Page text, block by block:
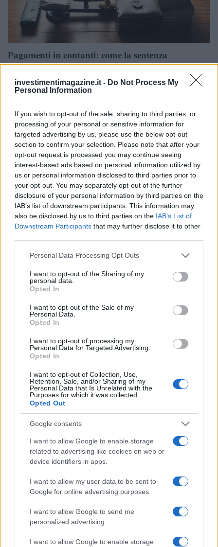
investimentimagazine.it - Do Not Process My
Personal Information
If you wish to opt-out of the sale, sharing to third parties, or
processing of your personal or sensitive information for
targeted advertising by us, please use the below opt-out
section to confirm your selection. Please note that after your
opt-out request is processed you may continue seeing
interest-based ads based on personal information utilized by
us or personal information disclosed to third parties prior to
your opt-out. You may separately opt-out of the further
disclosure of your personal information by third parties on the
IAB’s list of downstream participants. This information may
also be disclosed by us to third parties on the IAB’s List of
Downstream Participants that may further disclose it to other
Please note that this website/app uses one or more Google
not limited to your visit or usage behaviour. You may click to
grant or deny consent to Google and its third-party tags to
use your data for below specified purposes in below Google
consent section.
Personal Data Processing Opt Outs
I want to opt-out of the Sharing of my
personal data.
Opted In
I want to opt-out of the Sale of my
Personal Data.
Opted In
I want to opt-out of processing my
Personal Data for Targeted Advertising.
Opted In
I want to opt-out of Collection, Use,
Retention, Sale, and/or Sharing of my
Personal Data that Is Unrelated with the
Purposes for which it was collected.
Opted Out
Google consents
I want to allow Google to enable storage
related to advertising like cookies on web or
device identifiers in apps.
I want to allow my user data to be sent to
Google for online advertising purposes.
I want to allow Google to send me
personalized advertising.
I want to allow Google to enable storage
Pagamenti in contanti: come la sentenza
Cassazione cambia il conto per le aziende
La sentenza n. 6633/2026 della Cassazione stabilisce che i pagamenti non
tracciabili sono violazioni autonome, con multe che si accumulano per
Ilaria Beretta · 18 Apr 2026
NEWS
Viabilità sospesa in centro per l’apertura della
caserma Guardia di Finanza
Il comune ha disposto divieti di transito e sosta con rimozione per
agevolare la cerimonia di inaugurazione della nuova caserma della
Ilaria Beretta · 16 Apr 2026